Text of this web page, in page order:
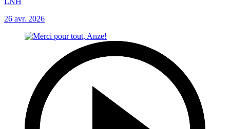
26 avr. 2026